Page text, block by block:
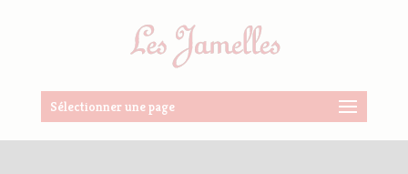
Sélectionner une page